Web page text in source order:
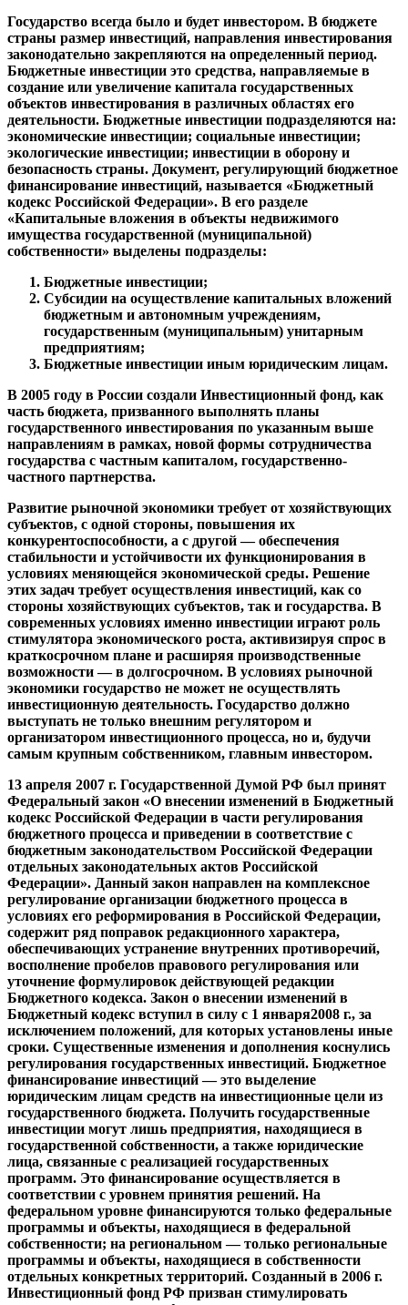
Государство всегда было и будет инвестором. В бюджете
страны размер инвестиций, направления инвестирования
законодательно закрепляются на определенный период.
Бюджетные инвестиции это средства, направляемые в
создание или увеличение капитала государственных
объектов инвестирования в различных областях его
деятельности. Бюджетные инвестиции подразделяются на:
экономические инвестиции; социальные инвестиции;
экологические инвестиции; инвестиции в оборону и
безопасность страны. Документ, регулирующий бюджетное
финансирование инвестиций, называется «Бюджетный
кодекс Российской Федерации». В его разделе
«Капитальные вложения в объекты недвижимого
имущества государственной (муниципальной)
собственности» выделены подразделы:
Бюджетные инвестиции;
Субсидии на осуществление капитальных вложений
бюджетным и автономным учреждениям,
государственным (муниципальным) унитарным
предприятиям;
Бюджетные инвестиции иным юридическим лицам.
В 2005 году в России создали Инвестиционный фонд, как
часть бюджета, призванного выполнять планы
государственного инвестирования по указанным выше
направлениям в рамках, новой формы сотрудничества
государства с частным капиталом, государственно-
частного партнерства.
Развитие рыночной экономики требует от хозяйствующих
субъектов, с одной стороны, повышения их
конкурентоспособности, а с другой — обеспечения
стабильности и устойчивости их функционирования в
условиях меняющейся экономической среды. Решение
этих задач требует осуществления инвестиций, как со
стороны хозяйствующих субъектов, так и государства. В
современных условиях именно инвестиции играют роль
стимулятора экономического роста, активизируя спрос в
краткосрочном плане и расширяя производственные
возможности — в долгосрочном. В условиях рыночной
экономики государство не может не осуществлять
инвестиционную деятельность. Государство должно
выступать не только внешним регулятором и
организатором инвестиционного процесса, но и, будучи
самым крупным собственником, главным инвестором.
13 апреля 2007 г. Государственной Думой РФ был принят
Федеральный закон «О внесении изменений в Бюджетный
кодекс Российской Федерации в части регулирования
бюджетного процесса и приведении в соответствие с
бюджетным законодательством Российской Федерации
отдельных законодательных актов Российской
Федерации». Данный закон направлен на комплексное
регулирование организации бюджетного процесса в
условиях его реформирования в Российской Федерации,
содержит ряд поправок редакционного характера,
обеспечивающих устранение внутренних противоречий,
восполнение пробелов правового регулирования или
уточнение формулировок действующей редакции
Бюджетного кодекса. Закон о внесении изменений в
Бюджетный кодекс вступил в силу с 1 января2008 г., за
исключением положений, для которых установлены иные
сроки. Существенные изменения и дополнения коснулись
регулирования государственных инвестиций. Бюджетное
финансирование инвестиций — это выделение
юридическим лицам средств на инвестиционные цели из
государственного бюджета. Получить государственные
инвестиции могут лишь предприятия, находящиеся в
государственной собственности, а также юридические
лица, связанные с реализацией государственных
программ. Это финансирование осуществляется в
соответствии с уровнем принятия решений. На
федеральном уровне финансируются только федеральные
программы и объекты, находящиеся в федеральной
собственности; на региональном — только региональные
программы и объекты, находящиеся в собственности
отдельных конкретных территорий. Созданный в 2006 г.
Инвестиционный фонд РФ призван стимулировать